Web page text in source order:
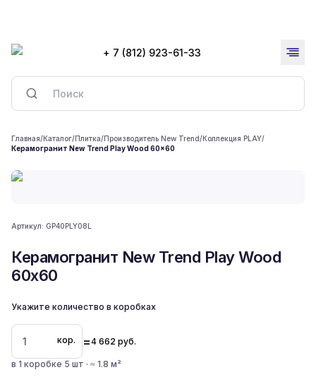
+ 7 (812) 923-61-33
Главная/Каталог/Плитка/Производитель New Trend/Коллекция PLAY/
Керамогранит New Trend Play Wood 60x60
Артикул: GP40PLY08L
Керамогранит New Trend Play Wood
60x60
Укажите количество в коробках
кор. =4 662 руб.
в 1 коробке 5 шт · ≈ 1.8 м²